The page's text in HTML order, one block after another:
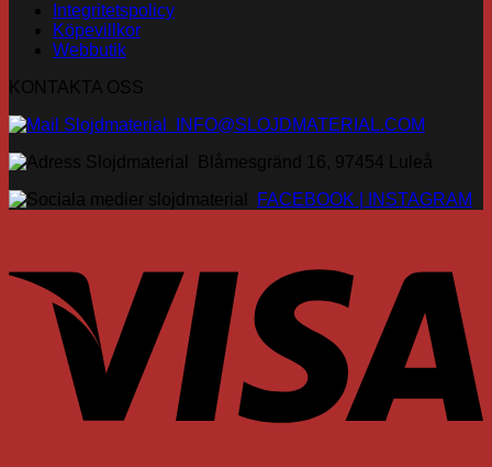
Integritetspolicy
Köpevillkor
Webbutik
KONTAKTA OSS
INFO@SLOJDMATERIAL.COM
Blåmesgränd 16, 97454 Luleå
FACEBOOK |
INSTAGRAM